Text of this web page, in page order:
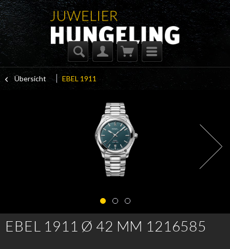
Übersicht EBEL 1911
EBEL 1911 Ø 42 MM 1216585